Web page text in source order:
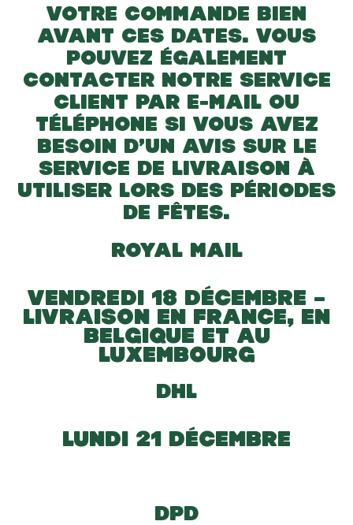
VOTRE COMMANDE BIEN
AVANT CES DATES. VOUS
POUVEZ ÉGALEMENT
CONTACTER NOTRE SERVICE
CLIENT PAR E-MAIL OU
TÉLÉPHONE SI VOUS AVEZ
BESOIN D’UN AVIS SUR LE
SERVICE DE LIVRAISON À
UTILISER LORS DES PÉRIODES
DE FÊTES.
ROYAL MAIL
VENDREDI 18 DÉCEMBRE –
LIVRAISON EN FRANCE, EN
BELGIQUE ET AU
LUXEMBOURG
DHL
LUNDI 21 DÉCEMBRE
DPD